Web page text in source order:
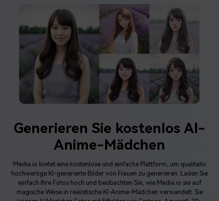
Generieren Sie kostenlos AI-
Anime-Mädchen
Media.io bietet eine kostenlose und einfache Plattform, um qualitativ
hochwertige KI-generierte Bilder von Frauen zu generieren. Laden Sie
einfach Ihre Fotos hoch und beobachten Sie, wie Media.io sie auf
magische Weise in realistische KI-Anime-Mädchen verwandelt. Sie